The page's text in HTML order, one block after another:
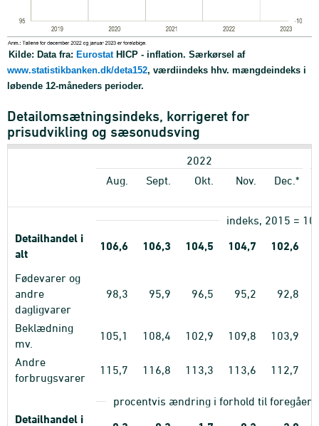
Kilde: Data fra: EurostatHICP - inflation. Særkørsel af
www.statistikbanken.dk/deta152, værdiindeks hhv. mængdeindeks i
løbende 12-måneders perioder.
Detailomsætningsindeks, korrigeret for
prisudvikling og sæsonudsving
2022
Aug.
Sept. Okt. Nov. Dec.*
indeks, 2015 =
Detailhandel i
alt
106,6 106,3 104,5 104,7 102,6
Fødevarer og
andre
dagligvarer
98,3 95,9 96,5 95,2 92,8
Beklædning
mv.
105,1 108,4 102,9 109,8 103,9
Andre
forbrugsvarer
115,7 116,8 113,3 113,6 112,7
procentvis ændring i forhold til
Detailhandel i